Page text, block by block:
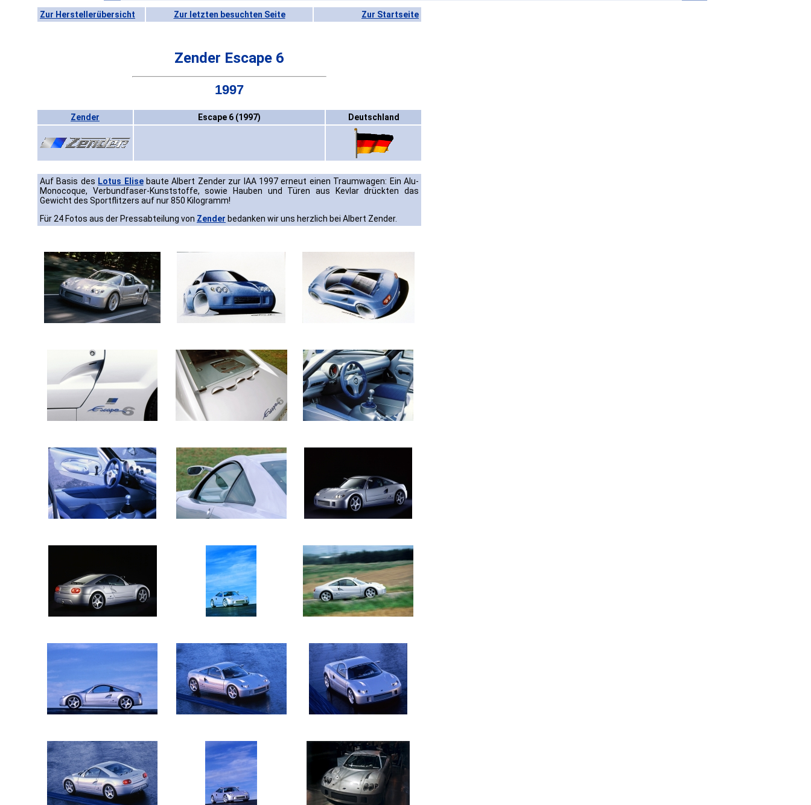
Zur Herstellerübersicht Zur letzten besuchten Seite Zur Startseite
Zender Escape 6
1997
Zender Escape 6 (1997) Deutschland
Auf Basis des Lotus Elisebaute Albert Zender zur IAA 1997 erneut einen Traumwagen: Ein Alu-
Monocoque, Verbundfaser-Kunststoffe, sowie Hauben und Türen aus Kevlar drückten das
Gewicht des Sportflitzers auf nur 850 Kilogramm!
Für 24 Fotos aus der Pressabteilung von Zender bedanken wir uns herzlich bei Albert Zender.